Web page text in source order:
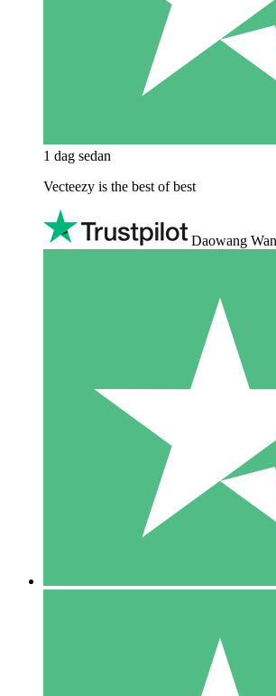
1 dag sedan
Vecteezy is the best of best
Daowang